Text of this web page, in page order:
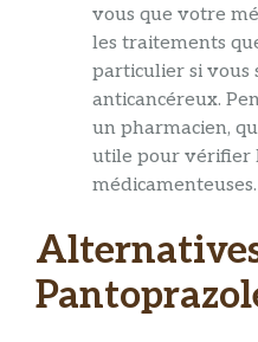
vous que votre
les traitements
particulier si vous
anticancéreux.
un pharmacien,
utile pour vérifier
médicamenteuses.